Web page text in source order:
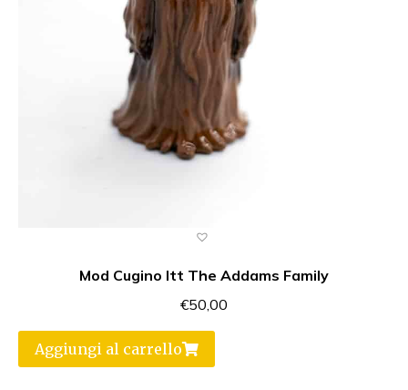
Mod Cugino Itt The Addams Family
€50,00
Aggiungi al carrello